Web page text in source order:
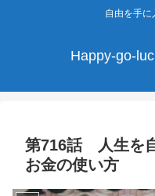
自由を手に
Happy-go-
第716話 人生を
お金の使い方